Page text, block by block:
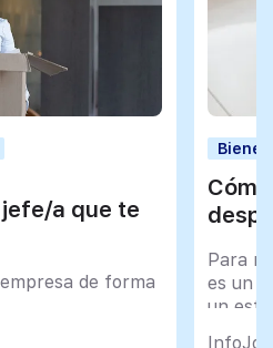
a que te
de forma
Para
es un
un